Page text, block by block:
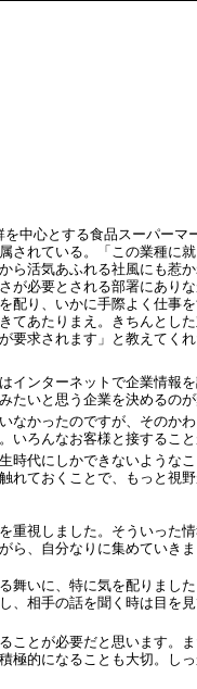
を中心とする食品スーパーマ
されている。「この業種に
ら活気あふれる社風にも惹
が必要とされる部署にあり
配り、いかに手際よく仕事
てあたりまえ。きちんとし
要求されます」と教えてく
インターネットで企業情報
たいと思う企業を決めるの
なかったのですが、そのか
いろんなお客様と接するこ
時代にしかできないような
れておくことで、もっと視
重視しました。そういった
ら、自分なりに集めていき
舞いに、特に気を配りまし
、相手の話を聞く時は目を
ことが必要だと思います。
極的になることも大切。し